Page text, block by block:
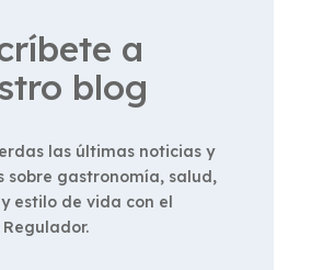
a
blog
las últimas noticias y
sobre gastronomía, salud,
estilo de vida con el
Regulador.